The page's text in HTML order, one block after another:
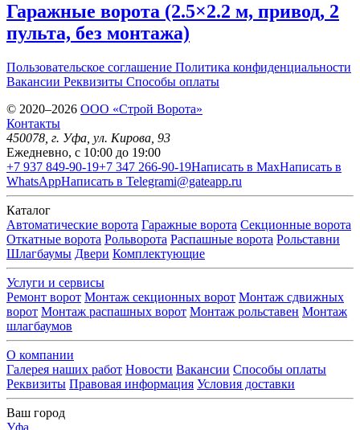
Гаражные ворота (2.5×2.2 м, привод, 2
пульта, без монтажа)
Пользовательское соглашение Политика конфиденциальности
Вакансии Реквизиты Способы оплаты
© 2020–2026 OOO «Строй Ворота»
Контакты
450078 , г. Уфа ул. Кирова, 93
Ежедневно, с 10:00 до 19:00
+7 937 849-90-19+7 347 266-90-19Написать в MaxНаписать в
WhatsAppНаписать в Telegrami@gateapp.ru
Каталог
Автоматические ворота Гаражные ворота Секционные ворота
Откатные ворота Рольворота Распашные ворота Рольставни
Шлагбаумы Двери Комплектующие
Услуги и сервисы
Ремонт ворот Монтаж секционных ворот Монтаж сдвижных
ворот Монтаж распашных ворот Монтаж рольставен Монтаж
шлагбаумов
О компании
Галерея наших работ Новости Вакансии Способы оплаты
Реквизиты Правовая информация Условия доставки
Ваш город